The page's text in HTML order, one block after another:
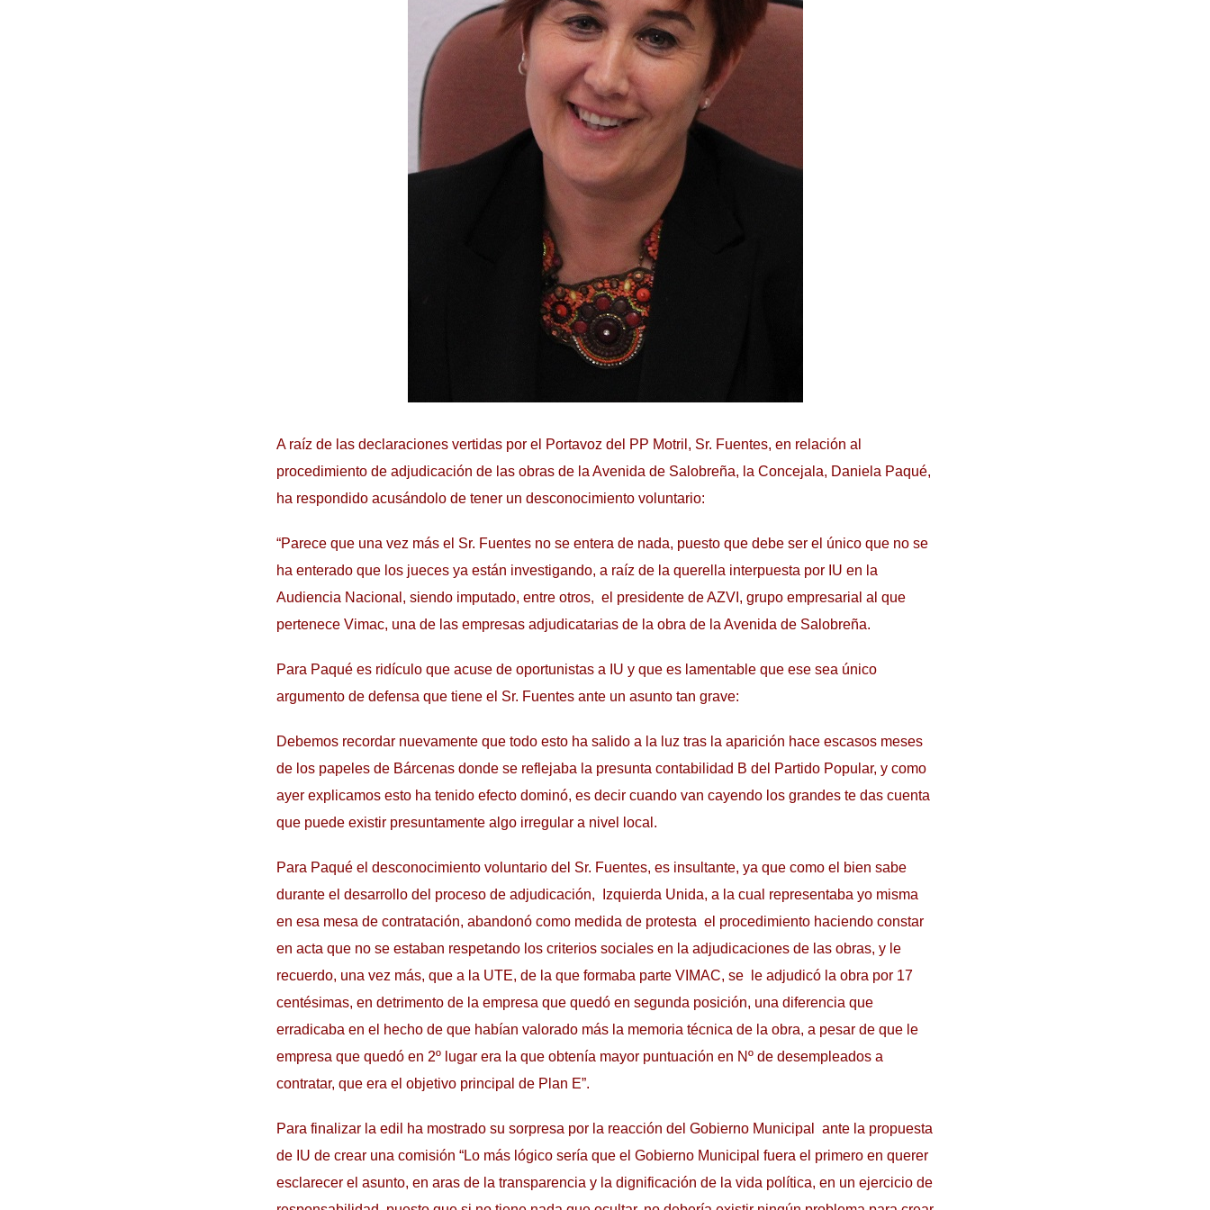
A raíz de las declaraciones vertidas por el Portavoz del PP Motril, Sr. Fuentes, en relación al
procedimiento de adjudicación de las obras de la Avenida de Salobreña, la Concejala, Daniela Paqué,
ha respondido acusándolo de tener un desconocimiento voluntario:
“Parece que una vez más el Sr. Fuentes no se entera de nada, puesto que debe ser el único que no se
ha enterado que los jueces ya están investigando, a raíz de la querella interpuesta por IU en la
Audiencia Nacional, siendo imputado, entre otros, el presidente de AZVI, grupo empresarial al que
pertenece Vimac, una de las empresas adjudicatarias de la obra de la Avenida de Salobreña.
Para Paqué es ridículo que acuse de oportunistas a IU y que es lamentable que ese sea único
argumento de defensa que tiene el Sr. Fuentes ante un asunto tan grave:
Debemos recordar nuevamente que todo esto ha salido a la luz tras la aparición hace escasos meses
de los papeles de Bárcenas donde se reflejaba la presunta contabilidad B del Partido Popular, y como
ayer explicamos esto ha tenido efecto dominó, es decir cuando van cayendo los grandes te das cuenta
que puede existir presuntamente algo irregular a nivel local.
Para Paqué el desconocimiento voluntario del Sr. Fuentes, es insultante, ya que como el bien sabe
durante el desarrollo del proceso de adjudicación, Izquierda Unida, a la cual representaba yo misma
en esa mesa de contratación, abandonó como medida de protesta el procedimiento haciendo constar
en acta que no se estaban respetando los criterios sociales en la adjudicaciones de las obras, y le
recuerdo, una vez más, que a la UTE, de la que formaba parte VIMAC, se le adjudicó la obra por 17
centésimas, en detrimento de la empresa que quedó en segunda posición, una diferencia que
erradicaba en el hecho de que habían valorado más la memoria técnica de la obra, a pesar de que le
empresa que quedó en 2º lugar era la que obtenía mayor puntuación en Nº de desempleados a
contratar, que era el objetivo principal de Plan E”.
Para finalizar la edil ha mostrado su sorpresa por la reacción del Gobierno Municipal ante la propuesta
de IU de crear una comisión “Lo más lógico sería que el Gobierno Municipal fuera el primero en querer
esclarecer el asunto, en aras de la transparencia y la dignificación de la vida política, en un ejercicio de